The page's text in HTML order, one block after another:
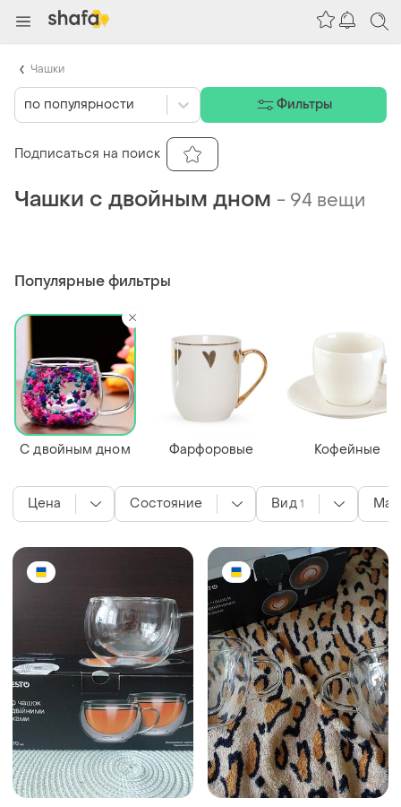
Чашки с двойным дном - 94 вещи
Популярные фильтры
С двойным дном Фарфоровые Кофейные
Цена Состояние Вид 1
по популярности Фильтры
Подписаться на поиск
Чашки